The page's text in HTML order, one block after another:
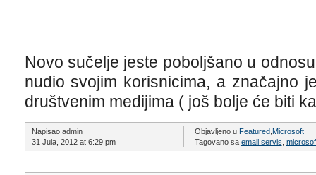
Novo sučelje jeste poboljšano u
nudio svojim korisnicima, a značajno
društvenim medijima ( još bolje će biti
Napisao admin
31 Jula, 2012 at 6:29 pm
Objavljeno u Featured, Microsoft
Tagovano sa email servis